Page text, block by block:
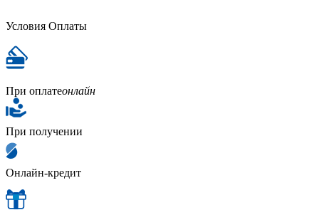
Условия Оплаты
При оплатеонлайн
При получении
Онлайн-кредит